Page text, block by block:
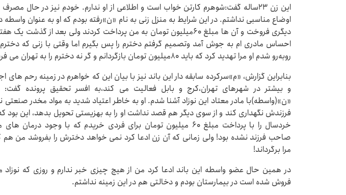
این زن ۲۳ساله گفت:شوهرم کارتن خواب است و اطلاعی از او ندارم. خودم نیز در حال
اوضاع مناسبی نداشتم. در این شرایط به منزل زنی به نام «ن»رفته بودم که او به عنوان واسطه
دیگری فروخت و آن ها مبلغ ۶۰میلیون تومان به من پرداخت کردند ولی بعد از گذشت
احساس مادری ام به جوش آمد وتصمیم گرفتم دخترم را پس بگیرم اما وقتی با زنی که دخترم
روبه‌رو شدم او مرا تهدید کرد که باید ۸۰میلیون تومان بازگردانم و گر نه دخترم را به تهران می فرستد!
بنابراین گزارش، «م»سرکرده سابقه دار این باند نیز با بیان این که خواهرم در زمینه رحم های
و بیشتر در شهرهای تهران،کرج و بابل فعالیت می کند،به افسر تحقیق پرونده
«ن»(واسطه)با مادر معتاد این نوزاد آشنا شدم. او به خاطر اعتیاد شدید به مواد مخدر صنعتی
فرزندش نگهداری کند و از سوی دیگر هم قصد نداشت او را به بهزیستی تحویل بدهد، این بود
خردسال را با پرداخت مبلغ ۶۰ میلیون تومان برای فردی خریدم که با وجود
صاحب فرزند نشده بود! ولی زمانی که آن زن ادعا کرد نمی خواهد دخترش را بفروشد من هم
مرا برگرداند!
در همین حال عضو واسطه این باند ادعا کرد من از هیچ چیزی خبر ندارم و روزی که نوزاد
فروش شده است در بیمارستان بودم و دخالتی هم در این زمینه نداشتم.